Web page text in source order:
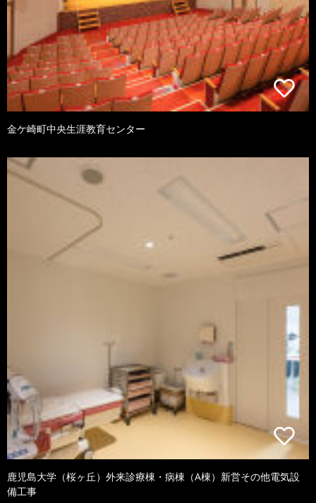
金ケ崎町中央生涯教育センター
鹿児島大学（桜ヶ丘）外来診療棟・病棟（A棟）新営その他電気設
備工事